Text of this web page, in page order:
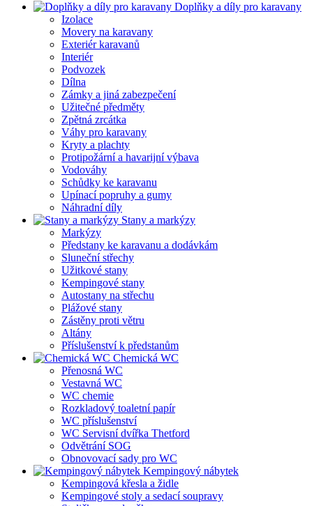
Doplňky a díly pro karavany
Izolace
Movery na karavany
Exteriér karavanů
Interiér
Podvozek
Dílna
Zámky a jiná zabezpečení
Užitečné předměty
Zpětná zrcátka
Váhy pro karavany
Kryty a plachty
Protipožární a havarijní výbava
Vodováhy
Schůdky ke karavanu
Upínací popruhy a gumy
Náhradní díly
Stany a markýzy
Markýzy
Předstany ke karavanu a dodávkám
Sluneční střechy
Užitkové stany
Kempingové stany
Autostany na střechu
Plážové stany
Zástěny proti větru
Altány
Příslušenství k předstanům
Chemická WC
Přenosná WC
Vestavná WC
WC chemie
Rozkladový toaletní papír
WC příslušenství
WC Servisní dvířka Thetford
Odvětrání SOG
Obnovovací sady pro WC
Kempingový nábytek
Kempingová křesla a židle
Kempingové stoly a sedací soupravy